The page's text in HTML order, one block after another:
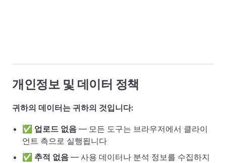
개인정보 및 데이터 정책
귀하의 데이터는 귀하의 것입니다:
✅ 업로드 없음 — 모든 도구는 브라우저에서 클라이
언트 측으로 실행됩니다
✅ 추적 없음 — 사용 데이터나 분석 정보를 수집하지